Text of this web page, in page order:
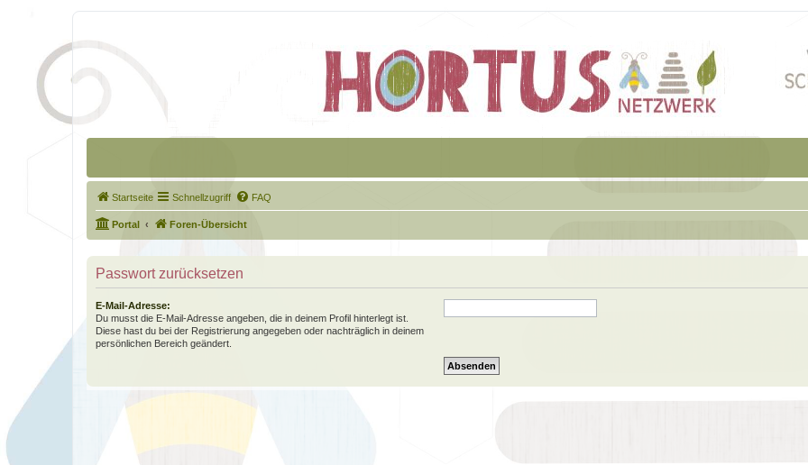
Startseite Schnellzugriff FAQ
Portal Foren-Übersicht
Passwort zurücksetzen
E-Mail-Adresse:
Du musst die E-Mail-Adresse angeben, die in deinem Profil hinterlegt ist.
Diese hast du bei der Registrierung angegeben oder nachträglich in deinem
persönlichen Bereich geändert.